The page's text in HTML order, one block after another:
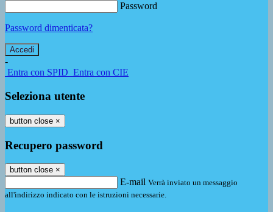
Password
Password dimenticata?
-
Entra con SPID Entra con CIE
Seleziona utente
button close ×
Recupero password
button close ×
E-mail Verrà inviato un messaggio
all'indirizzo indicato con le istruzioni necessarie.